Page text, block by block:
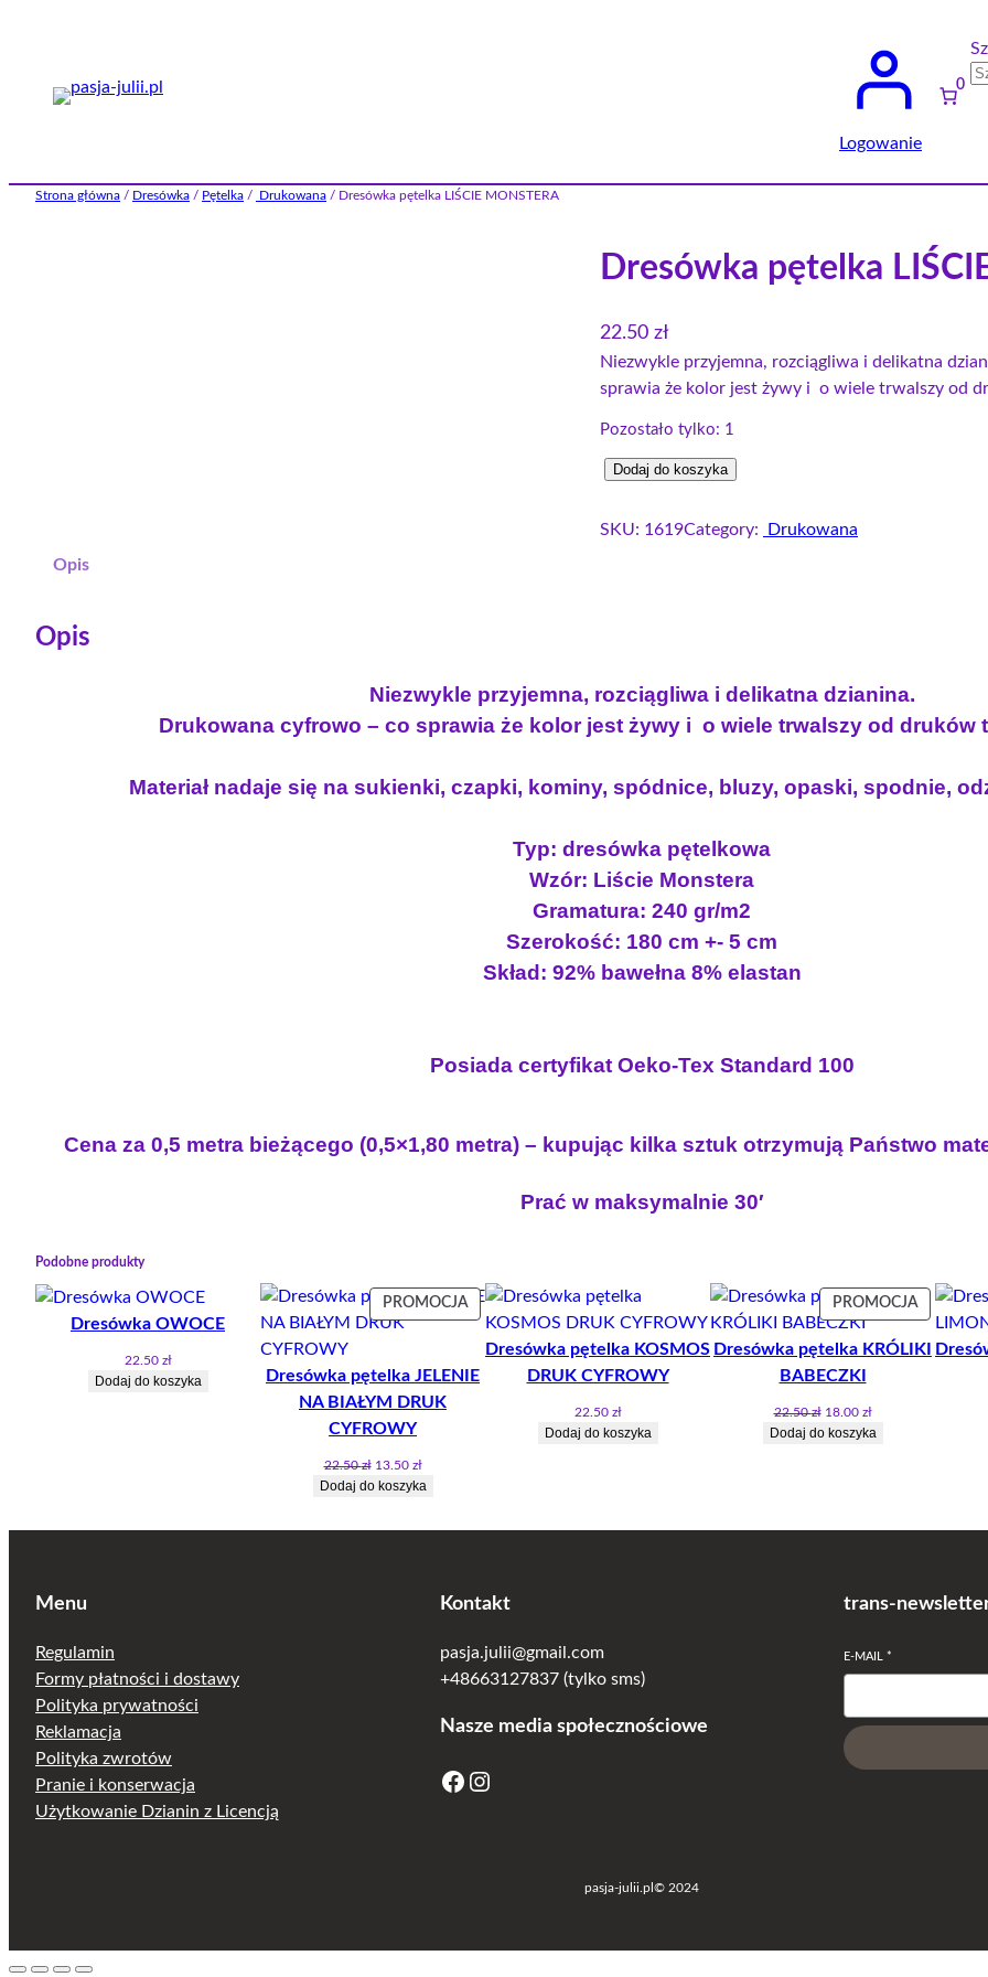
Logowanie
0
Strona główna / Dresówka / Pętelka / Drukowana / Dresówka pętelka LIŚCIE MONSTERA
Dresówka pętelka
22.50 zł
Niezwykle przyjemna, rozciągliwa i delikatna
sprawia że kolor jest żywy i o wiele trwalszy od
Pozostało tylko: 1
o
w
a
ę
l
k
a
M
N
E
R
A
Dodaj do koszyka
SKU: 1619Category:
Drukowana
Opis
Opis
Niezwykle przyjemna, rozciągliwa i delikatna dzianina.
Drukowana cyfrowo – co sprawia że kolor jest żywy i o wiele trwalszy od druków
Materiał nadaje się na sukienki, czapki, kominy, spódnice, bluzy, opaski, spodnie,
Typ: dresówka pętelkowa
Wzór: Liście Monstera
Gramatura: 240 gr/m2
Szerokość: 180 cm +- 5 cm
Skład: 92% bawełna 8% elastan
Posiada certyfikat Oeko-Tex Standard 100
Cena za 0,5 metra bieżącego (0,5×1,80 metra) – kupując kilka sztuk otrzymują Państwo
Prać w maksymalnie 30′
Podobne produkty
Dresówka OWOCE
22.50 zł
Dodaj do koszyka
PROMOCJAPRODUKT
W
PROMOCJI
Dresówka pętelka JELENIE
NA BIAŁYM DRUK
CYFROWY
22.50zł Pierwotna
cena
13.50 złAktualna
cena
Dodaj do koszyka
Dresówka pętelka KOSMOS
DRUK CYFROWY
22.50 zł
Dodaj do koszyka
PROMOCJA
W
Dresówka pętelka KRÓLIKI
BABECZKI
22.50zł Pierwotna
cena
18.00 złAktualna
cena
Dodaj do koszyka
Menu
Regulamin
Formy płatności i dostawy
Polityka prywatności
Reklamacja
Polityka zwrotów
Pranie i konserwacja
Użytkowanie Dzianin z Licencją
Kontakt
pasja.julii@gmail.com
+48663127837 (tylko sms)
Nasze media społecznościowe
Facebook Instagram
trans-
E-MAIL *
pasja-julii.pl © 2024